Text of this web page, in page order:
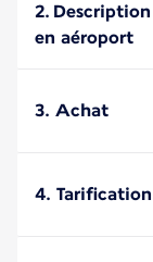
2.
en aéroport
3. Achat
4. Tarification